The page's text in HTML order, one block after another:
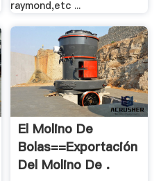
raymond,etc ...
El Molino De
Bolas==Exportación
Del Molino De .